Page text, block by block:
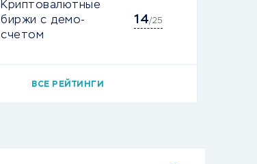
Криптовалютные
биржи с демо-
счетом
14/25
ВСЕ РЕЙТИНГИ